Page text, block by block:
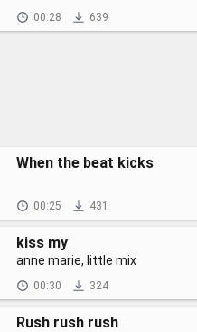
00:28 639
When the beat kicks
00:25 431
kiss my
anne marie, little mix
00:30 324
Rush rush rush